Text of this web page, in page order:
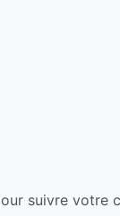
suivre votre